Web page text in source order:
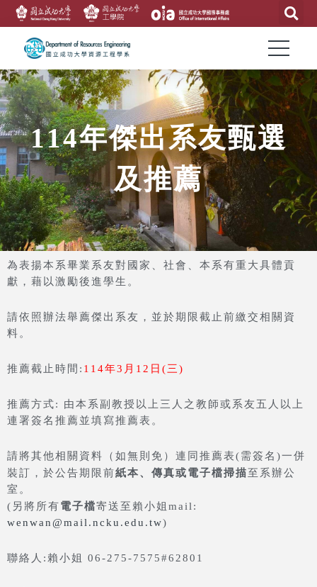
114年傑出系友甄選
及推薦
為表揚本系畢業系友對國家、社會、本系有重大具體貢
獻，藉以激勵後進學生。
請依照辦法舉薦傑出系友，並於期限截止前繳交相關資
料。
推薦截止時間: 114年3月12日(三)
推薦方式: 由本系副教授以上三人之教師或系友五人以上
連署簽名推薦並填寫推薦表。
請將其他相關資料（如無則免）連同推薦表(需簽名)一併
裝訂，於公告期限前紙本、傳真或電子檔掃描至系辦公
室。
(另將所有電子檔寄送至賴小姐mail:
wenwan@mail.ncku.edu.tw)
聯絡人:賴小姐 06-275-7575#62801